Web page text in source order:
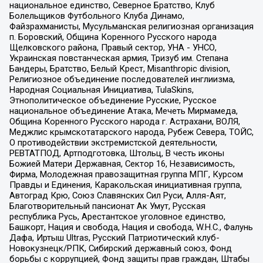
национальное единство, Северное Братство, Клуб
Болельщиков Футбольного Клуба Динамо,
Файзрахманисты, Мусульманская религиозная организация
п. Боровский, Община Коренного Русского народа
Щелковского района, Правый сектор, УНА - УНСО,
Украинская повстанческая армия, Тризуб им. Степана
Бандеры, Братство, Белый Крест, Misanthropic division,
Религиозное объединение последователей инглиизма,
Народная Социальная Инициатива, TulaSkins,
Этнополитическое объединение Русские, Русское
национальное объединение Атака, Мечеть Мирмамеда,
Община Коренного Русского народа г. Астрахани, ВОЛЯ,
Меджлис крымскотатарского народа, Рубеж Севера, ТОЙС,
О противодействии экстремистской деятельности,
РЕВТАТПОД, Артподготовка, Штольц, В честь иконы
Божией Матери Державная, Сектор 16, Независимость,
Фирма, Молодежная правозащитная группа МПГ, Курсом
Правды и Единения, Каракольская инициативная группа,
Автоград Крю, Союз Славянских Сил Руси, Алля-Аят,
Благотворительный пансионат Ак Умут, Русская
республика Русь, Арестантское уголовное единство,
Башкорт, Нация и свобода, Нация и свобода, W.H.С., Фалунь
Дафа, Иртыш Ultras, Русский Патриотический клуб-
Новокузнецк/РПК, Сибирский державный союз, Фонд
борьбы с коррупцией, Фонд защиты прав граждан, Штабы